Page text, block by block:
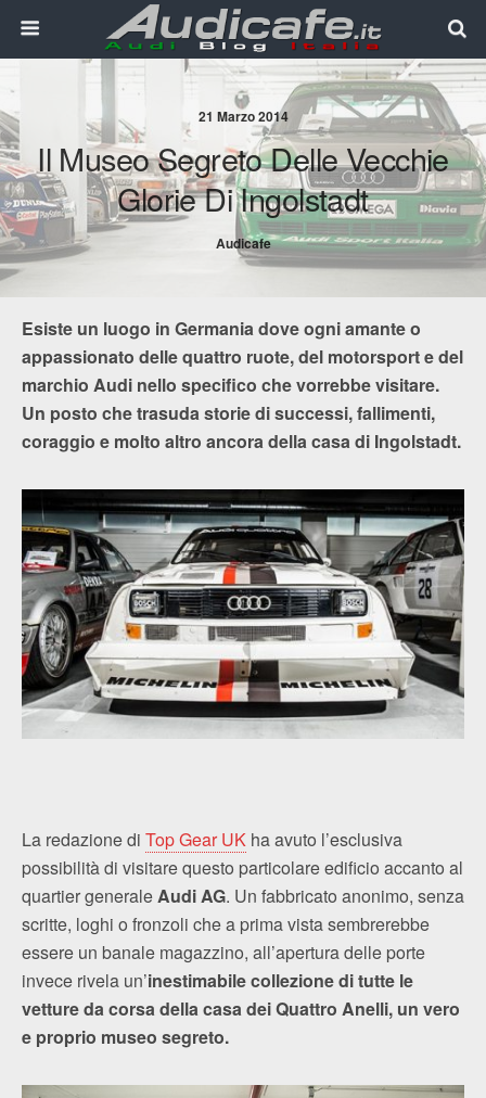
21 Marzo 2014
Il Museo Segreto Delle Vecchie
Glorie Di Ingolstadt
Audicafe
Esiste un luogo in Germania dove ogni amante o
appassionato delle quattro ruote, del motorsport e del
marchio Audi nello specifico che vorrebbe visitare.
Un posto che trasuda storie di successi, fallimenti,
coraggio e molto altro ancora della casa di Ingolstadt.
La redazione di Top Gear UK ha avuto l’esclusiva
possibilità di visitare questo particolare edificio accanto al
quartier generaleAudi AG. Un fabbricato anonimo, senza
scritte, loghi o fronzoli che a prima vista sembrerebbe
essere un banale magazzino, all’apertura delle porte
invece rivela un’inestimabile collezione di tutte le
vetture da corsa della casa dei Quattro Anelli, un vero
e proprio museo segreto.